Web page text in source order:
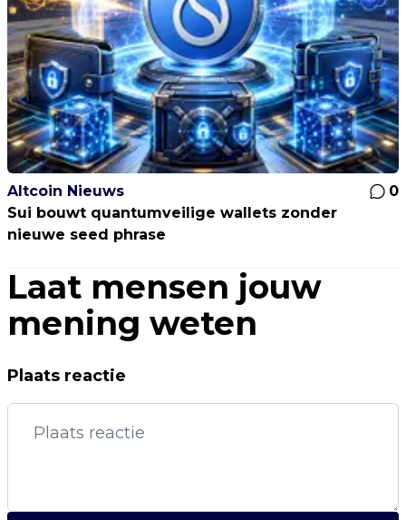
Altcoin Nieuws
0
Sui bouwt quantumveilige wallets zonder
nieuwe seed phrase
Laat mensen jouw
mening weten
Plaats reactie